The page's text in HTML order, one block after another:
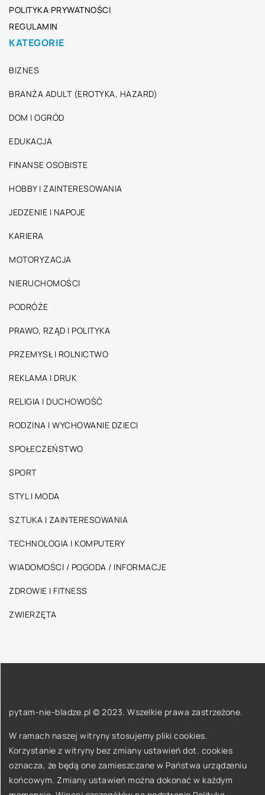
POLITYKA PRYWATNOŚCI
REGULAMIN
KATEGORIE
BIZNES
BRANŻA ADULT (EROTYKA, HAZARD)
DOM I OGRÓD
EDUKACJA
FINANSE OSOBISTE
HOBBY I ZAINTERESOWANIA
JEDZENIE I NAPOJE
KARIERA
MOTORYZACJA
NIERUCHOMOŚCI
PODRÓŻE
PRAWO, RZĄD I POLITYKA
PRZEMYSŁ I ROLNICTWO
REKLAMA I DRUK
RELIGIA I DUCHOWOŚĆ
RODZINA I WYCHOWANIE DZIECI
SPOŁECZEŃSTWO
SPORT
STYL I MODA
SZTUKA I ZAINTERESOWANIA
TECHNOLOGIA I KOMPUTERY
WIADOMOŚCI / POGODA / INFORMACJE
ZDROWIE I FITNESS
ZWIERZĘTA
pytam-nie-bladze.pl © 2023. Wszelkie prawa zastrzeżone.
W ramach naszej witryny stosujemy pliki cookies.
Korzystanie z witryny bez zmiany ustawień dot. cookies
oznacza, że będą one zamieszczane w Państwa urządzeniu
końcowym. Zmiany ustawień można dokonać w każdym